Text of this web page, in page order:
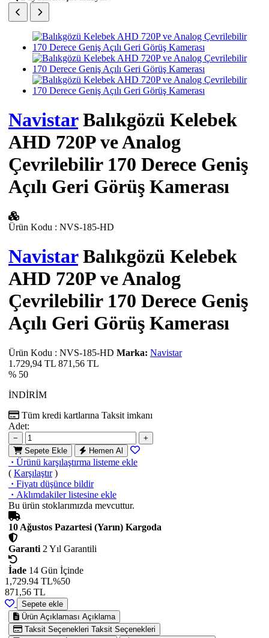
NavistarBalıkgözü Kelebek
AHD 720P ve Analog
Çevrilebilir 170 Derece Geniş
Açılı Geri Görüş Kamerası
Ürün Kodu : NVS-185-HD
NavistarBalıkgözü Kelebek
AHD 720P ve Analog
Çevrilebilir 170 Derece Geniş
Açılı Geri Görüş Kamerası
Ürün Kodu : NVS-185-HD Marka: Navistar
1.729,94 TL 871,56 TL
% 50
İNDİRİM
Tüm kredi kartlarına Taksit imkanı
Adet:
−
+
Sepete Ekle
Hemen Al
· Ürünü karşılaştırma listeme ekle
( Karşılaştır)
· Fiyatı düşünce bildir
· Aklımdakiler listesine ekle
Bu ürün stoklarımızda mevcuttur.
10 Ağustos Pazartesi (Yarın) Kargoda
Garanti 2 Yıl Garantili
İade 14 Gün İçinde
1,729.94 TL%50
871,56 TL
Sepete ekle
Ürün Açıklaması Açıklama
Taksit Seçenekleri Taksit Seçenekleri